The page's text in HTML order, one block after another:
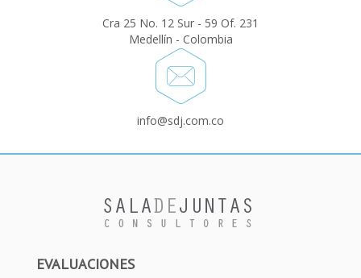
Cra 25 No. 12 Sur - 59 Of. 231
Medellín - Colombia
info@sdj.com.co
EVALUACIONES